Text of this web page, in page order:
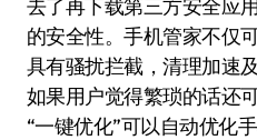
去了再下载第三方安全应
的安全性。手机管家不仅
具有骚扰拦截，清理加速
如果用户觉得繁琐的话还
“一键优化”可以自动优化